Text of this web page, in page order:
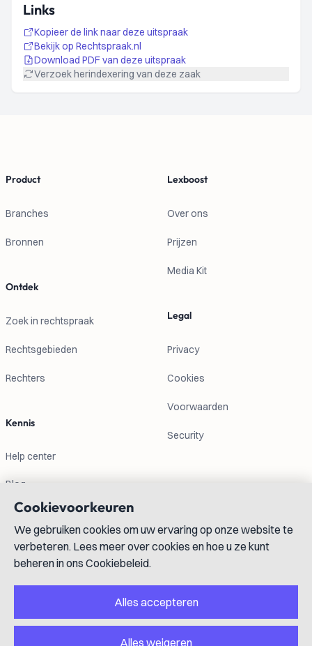
Links
Kopieer de link naar deze uitspraak
Bekijk op Rechtspraak.nl
Download PDF van deze uitspraak
Verzoek herindexering van deze zaak
Product
Branches
Bronnen
Ontdek
Zoek in rechtspraak
Rechtsgebieden
Rechters
Kennis
Help center
Blog
Lexboost
Over ons
Prijzen
Media Kit
Legal
Privacy
Cookies
Voorwaarden
Security
Contactgegevens
info@lexboost.com
Cookievoorkeuren
We gebruiken cookies om uw ervaring op onze website te
verbeteren. Lees meer over cookies en hoe u ze kunt
beheren in ons Cookiebeleid.
Alles accepteren
Alles weigeren